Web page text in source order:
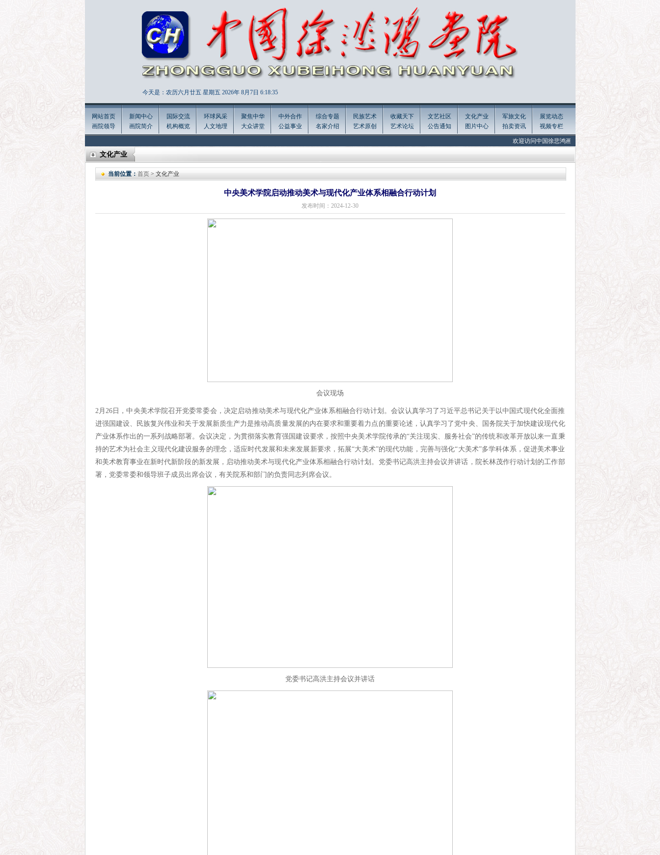
今天是：农历六月廿五 星期五 2026年 8月7日 6:18:36
网站首页
画院领导
新闻中心
画院简介
国际交流
机构概览
环球风采
人文地理
聚焦中华
大众讲堂
中外合作
公益事业
综合专题
名家介绍
民族艺术
艺术原创
收藏天下
艺术论坛
文艺社区
公告通知
文化产业
图片中心
军旅文化
拍卖资讯
展览动态
视频专栏
欢迎访问中国徐悲鸿画院官网! Welcome to the official website
文化产业
当前位置： 首页> 文化产业
中央美术学院启动推动美术与现代化产业体系相融合行动计划
发布时间：2024-12-30
会议现场
2月26日，中央美术学院召开党委常委会，决定启动推动美术与现代化产业体系相融合行动计划。会议认真学习了习近平总书记关于以中国式现代化全面推
进强国建设、民族复兴伟业和关于发展新质生产力是推动高质量发展的内在要求和重要着力点的重要论述，认真学习了党中央、国务院关于加快建设现代化
产业体系作出的一系列战略部署。会议决定，为贯彻落实教育强国建设要求，按照中央美术学院传承的“关注现实、服务社会”的传统和改革开放以来一直秉
持的艺术为社会主义现代化建设服务的理念，适应时代发展和未来发展新要求，拓展“大美术”的现代功能，完善与强化“大美术”多学科体系，促进美术事业
和美术教育事业在新时代新阶段的新发展，启动推动美术与现代化产业体系相融合行动计划。党委书记高洪主持会议并讲话，院长林茂作行动计划的工作部
署，党委常委和领导班子成员出席会议，有关院系和部门的负责同志列席会议。
党委书记高洪主持会议并讲话